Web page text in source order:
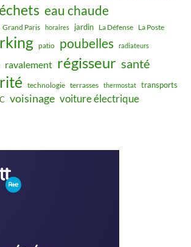
eau chaude
Grand Paris horaires jardin La Défense La Poste
patio poubelles radiateurs
ravalement régisseur santé
technologie terrasses thermostat transports
voisinage voiture électrique